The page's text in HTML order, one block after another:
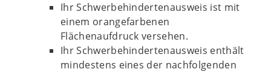
Ihr Schwerbehindertenausweis ist mit
einem orangefarbenen
Flächenaufdruck versehen.
Ihr Schwerbehindertenausweis enthält
mindestens eines der nachfolgenden